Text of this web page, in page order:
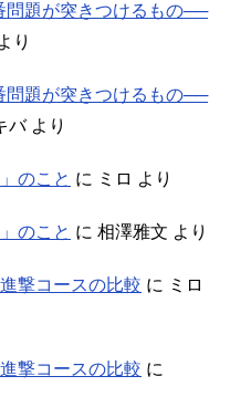
問題が突きつけるもの──
り
問題が突きつけるもの──
バより
のこと に ミロ より
のこと に 相澤雅文 より
撃コースの比較 に ミロ
撃コースの比較 に